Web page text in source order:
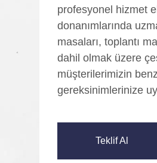
profesyonel hizmet
donanımlarında
masaları, toplantı
dahil olmak üzere
müşterilerimizin
gereksinimlerinize
Teklif Al